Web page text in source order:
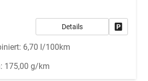
Details
6,70 l/100km
175,00 g/km